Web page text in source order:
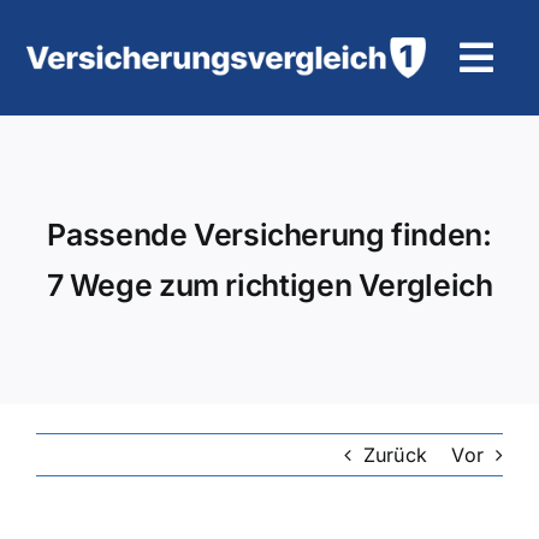
Inhalt
Motorradversicherung
Passende Versicherung finden:
7 Wege zum richtigen Vergleich
Zurück Vor